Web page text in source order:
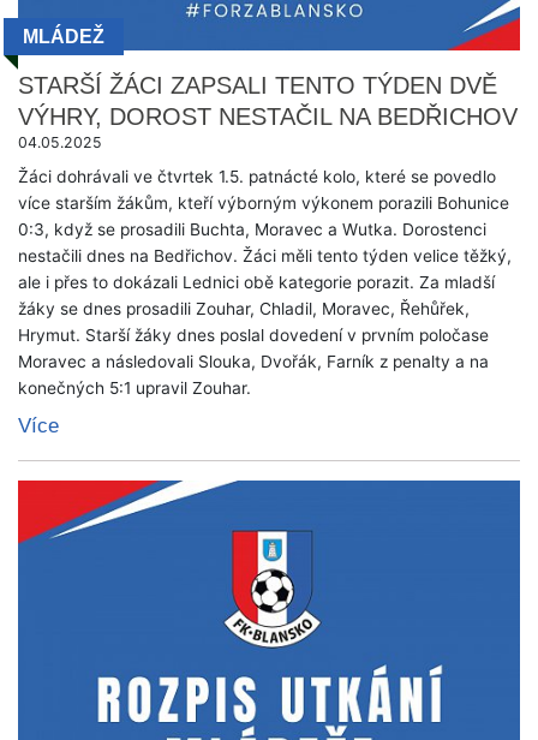
MLÁDEŽ
STARŠÍ ŽÁCI ZAPSALI TENTO TÝDEN DVĚ
VÝHRY, DOROST NESTAČIL NA BEDŘICHOV
04.05.2025
Žáci dohrávali ve čtvrtek 1.5. patnácté kolo, které se povedlo
více starším žákům, kteří výborným výkonem porazili Bohunice
0:3, když se prosadili Buchta, Moravec a Wutka. Dorostenci
nestačili dnes na Bedřichov. Žáci měli tento týden velice těžký,
ale i přes to dokázali Lednici obě kategorie porazit. Za mladší
žáky se dnes prosadili Zouhar, Chladil, Moravec, Řehůřek,
Hrymut. Starší žáky dnes poslal dovedení v prvním poločase
Moravec a následovali Slouka, Dvořák, Farník z penalty a na
konečných 5:1 upravil Zouhar.
Více